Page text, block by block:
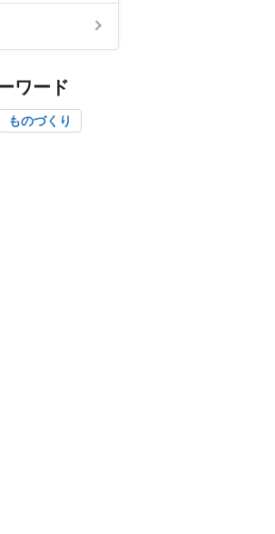
ワード
ものづくり